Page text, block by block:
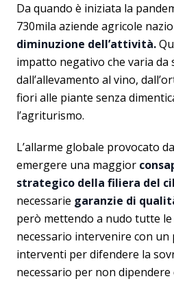
Da quando è iniziata la
730mila aziende agricole
diminuzione dell’attività.
impatto negativo che varia
dall’allevamento al vino,
fiori alle piante senza
l’agriturismo.
L’allarme globale provocato
emergere una maggior
strategico della filiera del
necessarie garanzie di
però mettendo a nudo tutte
necessario intervenire con un
interventi per difendere la
necessario per non dipendere